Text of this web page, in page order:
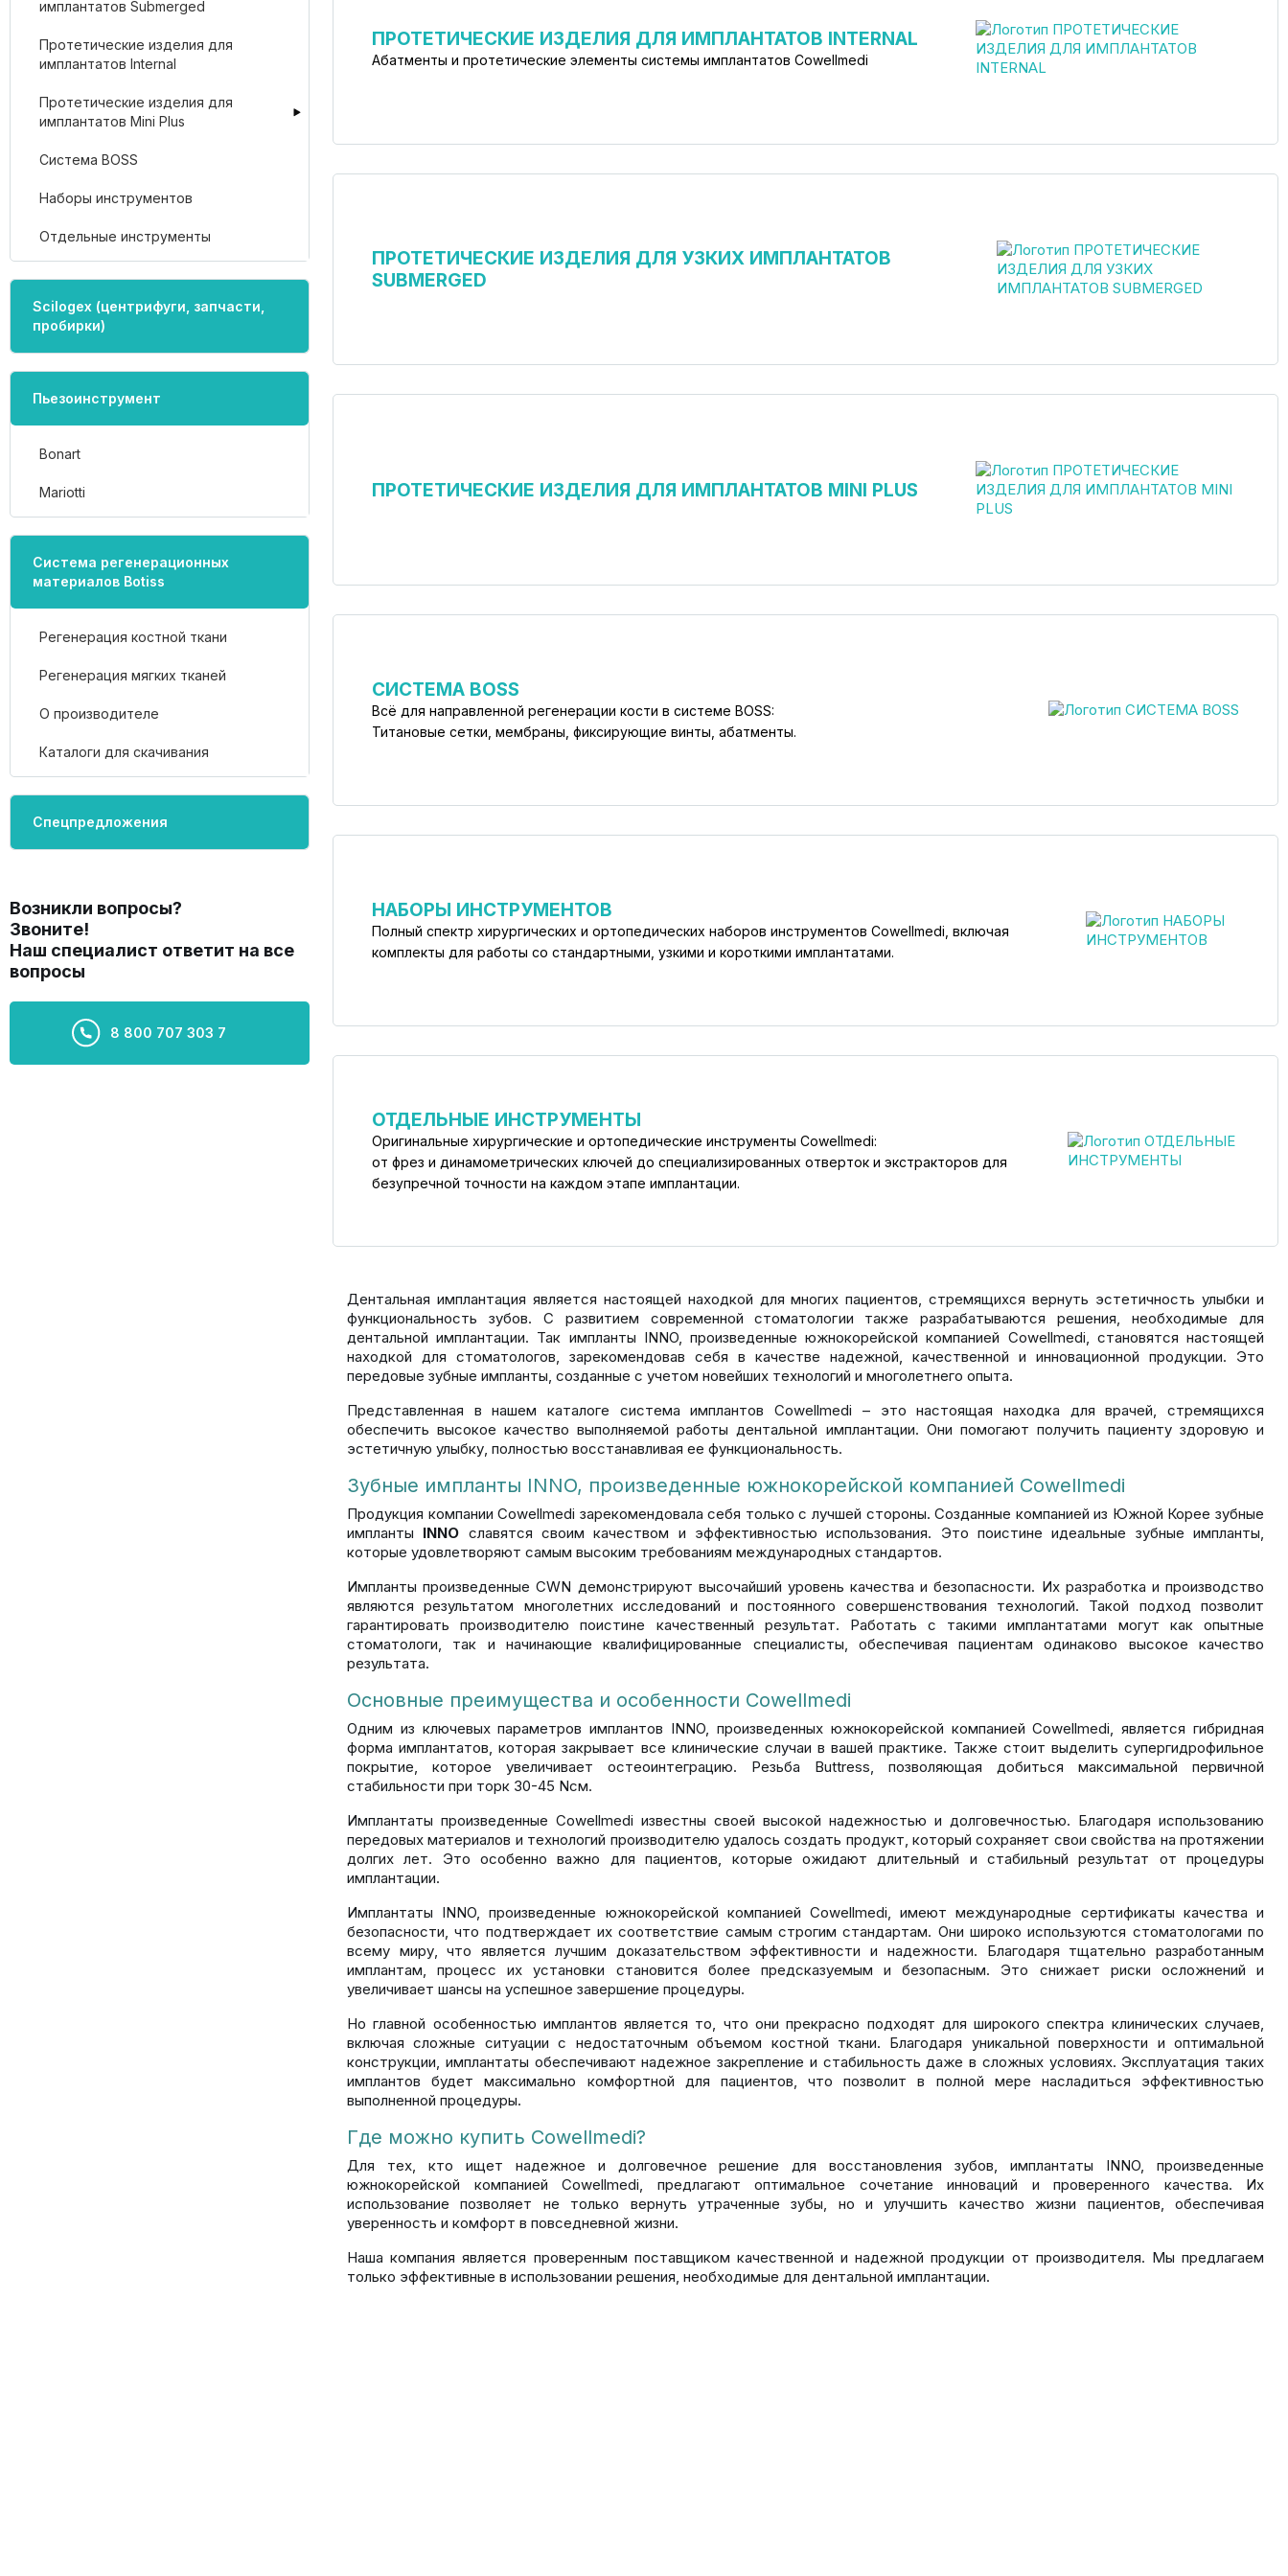
имплантатов Submerged
Протетические изделия для
имплантатов Internal
Протетические изделия для
имплантатов Mini Plus
Система BOSS
Наборы инструментов
Отдельные инструменты
Scilogex (центрифуги, запчасти,
пробирки)
Пьезоинструмент
Bonart
Mariotti
Система регенерационных
материалов Botiss
Регенерация костной ткани
Регенерация мягких тканей
О производителе
Каталоги для скачивания
Спецпредложения
Возникли вопросы?
Звоните!
Наш специалист ответит на все
вопросы
8 800 707 303 7
ПРОТЕТИЧЕСКИЕ ИЗДЕЛИЯ ДЛЯ ИМПЛАНТАТОВ INTERNAL
Абатменты и протетические элементы системы имплантатов Cowellmedi
ПРОТЕТИЧЕСКИЕ ИЗДЕЛИЯ ДЛЯ УЗКИХ ИМПЛАНТАТОВ
SUBMERGED
ПРОТЕТИЧЕСКИЕ ИЗДЕЛИЯ ДЛЯ ИМПЛАНТАТОВ MINI PLUS
СИСТЕМА BOSS
Всё для направленной регенерации кости в системе BOSS:
Титановые сетки, мембраны, фиксирующие винты, абатменты.
НАБОРЫ ИНСТРУМЕНТОВ
Полный спектр хирургических и ортопедических наборов инструментов Cowellmedi, включая
комплекты для работы со стандартными, узкими и короткими имплантатами.
ОТДЕЛЬНЫЕ ИНСТРУМЕНТЫ
Оригинальные хирургические и ортопедические инструменты Cowellmedi:
от фрез и динамометрических ключей до специализированных отверток и экстракторов для
безупречной точности на каждом этапе имплантации.
Дентальная имплантация является настоящей находкой для многих пациентов, стремящихся вернуть эстетичность улыбки и
функциональность зубов. С развитием современной стоматологии также разрабатываются решения, необходимые для
дентальной имплантации. Так импланты INNO, произведенные южнокорейской компанией Cowellmedi, становятся настоящей
находкой для стоматологов, зарекомендовав себя в качестве надежной, качественной и инновационной продукции. Это
передовые зубные импланты, созданные с учетом новейших технологий и многолетнего опыта.
Представленная в нашем каталоге система имплантов Cowellmedi – это настоящая находка для врачей, стремящихся
обеспечить высокое качество выполняемой работы дентальной имплантации. Они помогают получить пациенту здоровую и
эстетичную улыбку, полностью восстанавливая ее функциональность.
Зубные импланты INNO, произведенные южнокорейской компанией Cowellmedi
Продукция компании Cowellmedi зарекомендовала себя только с лучшей стороны. Созданные компанией из Южной Корее зубные
импланты INNO славятся своим качеством и эффективностью использования. Это поистине идеальные зубные импланты,
которые удовлетворяют самым высоким требованиям международных стандартов.
Импланты произведенные CWN демонстрируют высочайший уровень качества и безопасности. Их разработка и производство
являются результатом многолетних исследований и постоянного совершенствования технологий. Такой подход позволит
гарантировать производителю поистине качественный результат. Работать с такими имплантатами могут как опытные
стоматологи, так и начинающие квалифицированные специалисты, обеспечивая пациентам одинаково высокое качество
результата.
Основные преимущества и особенности Cowellmedi
Одним из ключевых параметров имплантов INNO, произведенных южнокорейской компанией Cowellmedi, является гибридная
форма имплантатов, которая закрывает все клинические случаи в вашей практике. Также стоит выделить супергидрофильное
покрытие, которое увеличивает остеоинтеграцию. Резьба Buttress, позволяющая добиться максимальной первичной
стабильности при торк 30-45 Nсм.
Имплантаты произведенные Cowellmedi известны своей высокой надежностью и долговечностью. Благодаря использованию
передовых материалов и технологий производителю удалось создать продукт, который сохраняет свои свойства на протяжении
долгих лет. Это особенно важно для пациентов, которые ожидают длительный и стабильный результат от процедуры
имплантации.
Имплантаты INNO, произведенные южнокорейской компанией Cowellmedi, имеют международные сертификаты качества и
безопасности, что подтверждает их соответствие самым строгим стандартам. Они широко используются стоматологами по
всему миру, что является лучшим доказательством эффективности и надежности. Благодаря тщательно разработанным
имплантам, процесс их установки становится более предсказуемым и безопасным. Это снижает риски осложнений и
увеличивает шансы на успешное завершение процедуры.
Но главной особенностью имплантов является то, что они прекрасно подходят для широкого спектра клинических случаев,
включая сложные ситуации с недостаточным объемом костной ткани. Благодаря уникальной поверхности и оптимальной
конструкции, имплантаты обеспечивают надежное закрепление и стабильность даже в сложных условиях. Эксплуатация таких
имплантов будет максимально комфортной для пациентов, что позволит в полной мере насладиться эффективностью
выполненной процедуры.
Где можно купить Cowellmedi?
Для тех, кто ищет надежное и долговечное решение для восстановления зубов, имплантаты INNO, произведенные
южнокорейской компанией Cowellmedi, предлагают оптимальное сочетание инноваций и проверенного качества. Их
использование позволяет не только вернуть утраченные зубы, но и улучшить качество жизни пациентов, обеспечивая
уверенность и комфорт в повседневной жизни.
Наша компания является проверенным поставщиком качественной и надежной продукции от производителя. Мы предлагаем
только эффективные в использовании решения, необходимые для дентальной имплантации.